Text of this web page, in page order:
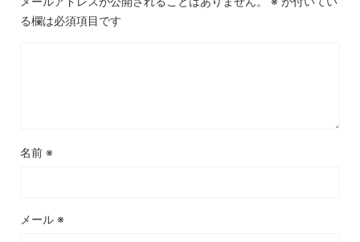
る欄は必須項目です
名前 ※
メール ※